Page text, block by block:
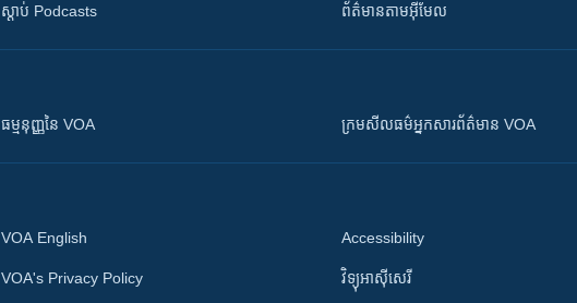
ស្តាប់ Podcasts ព័ត៌មាន​តាម​អ៊ីមែល
ធម្មនុញ្ញ​នៃ VOA ក្រម​​​សីលធម៌​​​អ្នក​​​សារព័ត៌មាន VOA
VOA English
VOA's Privacy Policy
Accessibility
វិទ្យុ​អាស៊ី​សេរី